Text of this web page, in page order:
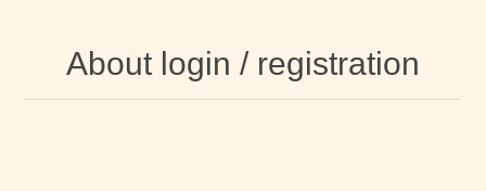
About login / registration